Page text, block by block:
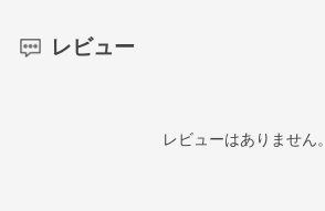
レビュー
レビューはありません。